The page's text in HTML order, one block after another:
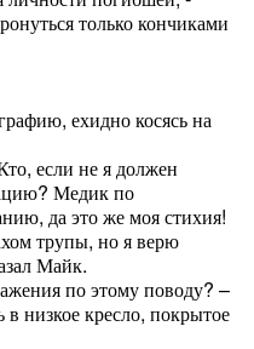
только кончиками
ехидно косясь на
если не я должен
Медик по
да это же моя стихия!
трупы, но я верю
Майк.
по этому поводу? –
в низкое кресло, покрытое